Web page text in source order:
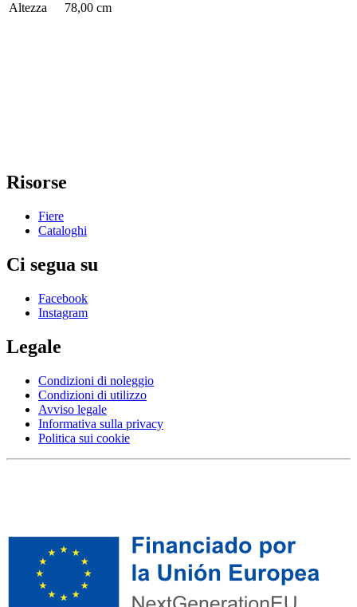
Altezza
78,00 cm
Risorse
Fiere
Cataloghi
Ci segua su
Facebook
Instagram
Legale
Condizioni di noleggio
Condizioni di utilizzo
Avviso legale
Informativa sulla privacy
Politica sui cookie